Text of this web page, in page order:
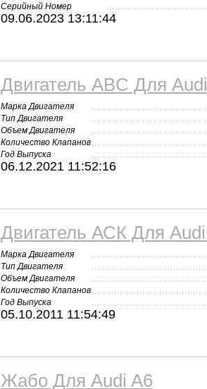
Серийный Номер
09.06.2023 13:11:44
Двигатель ABC Для
Марка Двигателя
Тип Двигателя
Объем Двигателя
Количество Клапанов
Год Выпуска
06.12.2021 11:52:16
Двигатель АСК Для
Марка Двигателя
Тип Двигателя
Объем Двигателя
Количество Клапанов
Год Выпуска
05.10.2011 11:54:49
Жабо Для Audi A6